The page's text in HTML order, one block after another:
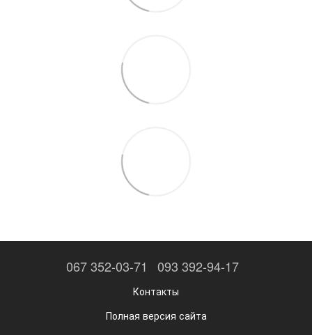
067 352-03-71 093 392-94-17
Контакты
Полная версия сайта